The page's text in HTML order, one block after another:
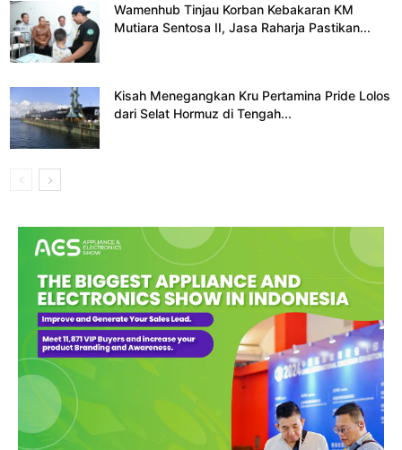
Wamenhub Tinjau Korban Kebakaran KM
Mutiara Sentosa II, Jasa Raharja Pastikan...
Kisah Menegangkan Kru Pertamina Pride Lolos
dari Selat Hormuz di Tengah...